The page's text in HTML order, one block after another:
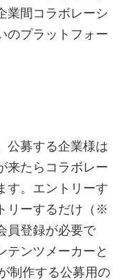
業間コラボレーシ
のプラットフォー
公募する企業様は
来たらコラボレー
す。エントリーす
リーするだけ（※
員登録が必要で
テンツメーカーと
制作する公募用の